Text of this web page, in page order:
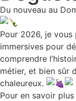
Du nouveau au
Pour 2026, je
immersives pour
comprendre
métier, et bien sûr
chaleureux.
Pour en savoir